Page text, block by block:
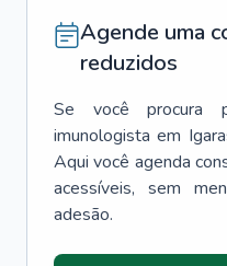
Agende uma
reduzidos
Se você procura
imunologista em
Aqui você agenda
acessíveis, sem
adesão.